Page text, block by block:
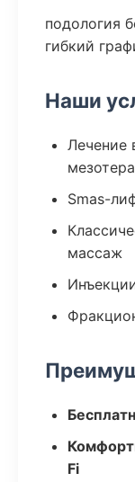
подология
гибкий
Наши
Лечение
Smas-
массаж
Fi